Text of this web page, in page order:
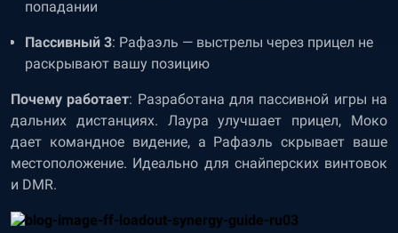
попадании
Пассивный 3: Рафаэль — выстрелы через прицел не
раскрывают вашу позицию
Почему работает: Разработана для пассивной игры на
дальних дистанциях. Лаура улучшает прицел, Моко
дает командное видение, а Рафаэль скрывает ваше
местоположение. Идеально для снайперских винтовок
и DMR.